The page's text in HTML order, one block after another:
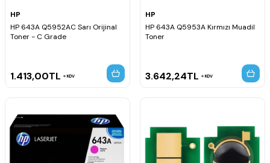
HP
HP 643A Q5952AC Sarı Orijinal
Toner - C Grade
1.413,00TL KDV
HP
HP 643A Q5953A Kırmızı Muadil
Toner
3.642,24TL KDV